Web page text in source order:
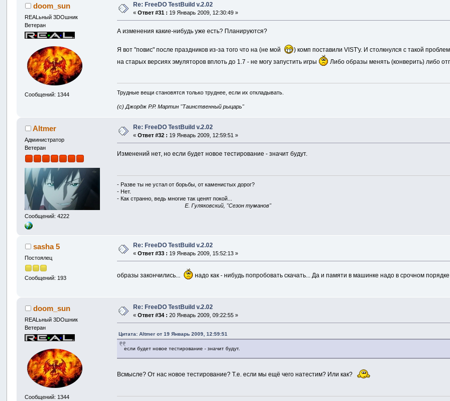
doom_sun
REALьный 3DOшник
Ветеран
Сообщений: 1344
Re: FreeDO TestBuild v.2.02
«Ответ #31 : 19 Январь 2009, 12:30:49 »
А изменения какие-нибудь уже есть? Планируются?
Я вот "повис" после праздников из-за того что на (не мой
) комп поставили VIST'у. И столкнулся с такой
на старых версиях эмуляторов вплоть до 1.7 - не могу запустить игры
Либо образы менять (конверить) либо
Трудные вещи становятся только труднее, если их откладывать.
(с) Джордж Р.Р. Мартин "Таинственный рыцарь"
Altmer
Администратор
Ветеран
Сообщений: 4222
Re: FreeDO TestBuild v.2.02
«Ответ #32 : 19 Январь 2009, 12:59:51 »
Изменений нет, но если будет новое тестирование - значит будут.
- Разве ты не устал от борьбы, от каменистых дорог?
- Нет.
- Как странно, ведь многие так ценят покой...
E. Гуляковский, "Сезон туманов"
sasha 5
Постоялец
Сообщений: 193
Re: FreeDO TestBuild v.2.02
«Ответ #33 : 19 Январь 2009, 15:52:13 »
образы закончились... надо как - нибудь попробовать скачать... Да и памяти в машинке надо в срочном
doom_sun
REALьный 3DOшник
Ветеран
Сообщений: 1344
Re: FreeDO TestBuild v.2.02
«Ответ #34 : 20 Январь 2009, 09:22:55 »
Цитата: Altmer от 19 Январь 2009, 12:59:51
если будет новое тестирование - значит будут.
Всмысле? От нас новое тестирование? Т.е. если мы ещё чего натестим? Или как?